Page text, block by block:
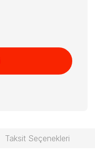
Taksit Seçenekleri